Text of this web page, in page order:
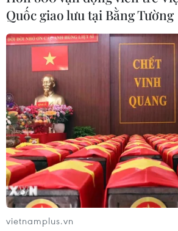
Quốc giao lưu tại Bằng Tường
vietnamplus.vn